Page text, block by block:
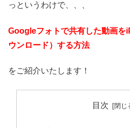
っというわけで、、、
Googleフォトで共有した動画
ウンロード）する方法
をご紹介いたします！
目次